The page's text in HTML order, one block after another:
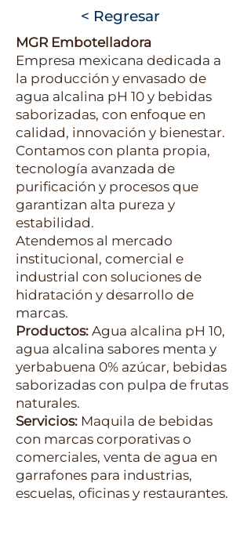
< Regresar
MGR Embotelladora
Empresa mexicana dedicada a
la producción y envasado de
agua alcalina pH 10 y bebidas
saborizadas, con enfoque en
calidad, innovación y bienestar.
Contamos con planta propia,
tecnología avanzada de
purificación y procesos que
garantizan alta pureza y
estabilidad.
Atendemos al mercado
institucional, comercial e
industrial con soluciones de
hidratación y desarrollo de
marcas.
Productos: Agua alcalina pH 10,
agua alcalina sabores menta y
yerbabuena 0% azúcar, bebidas
saborizadas con pulpa de frutas
naturales.
Servicios: Maquila de bebidas
con marcas corporativas o
comerciales, venta de agua en
garrafones para industrias,
escuelas, oficinas y restaurantes.